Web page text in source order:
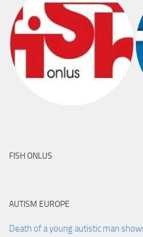
FISH ONLUS
AUTISM EUROPE
Death of a young autistic man